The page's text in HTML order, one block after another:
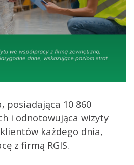
posiadająca 10 860
i odnotowująca wizyty
każdego dnia,
z firmą RGIS.